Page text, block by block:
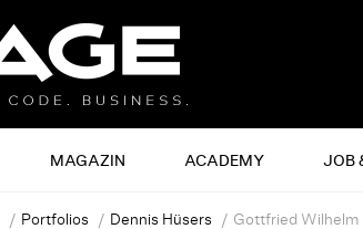
MAGAZIN ACADEMY JOB
Portfolios Dennis Hüsers Gottfried Wilhelm